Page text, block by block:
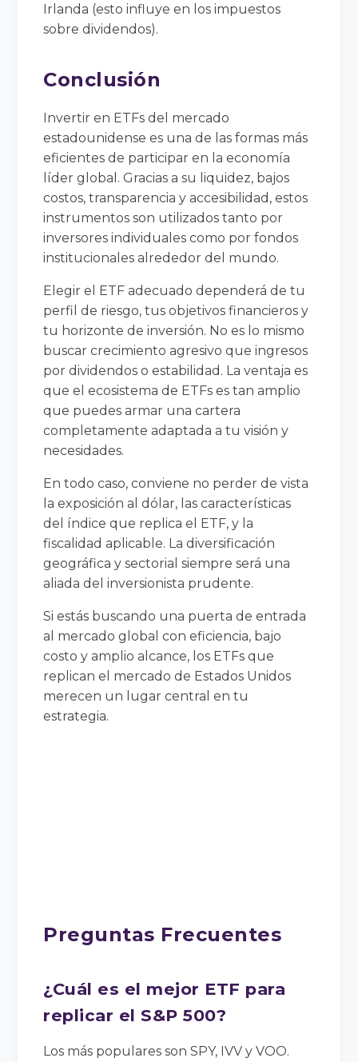
Irlanda (esto influye en los impuestos
sobre dividendos).
Conclusión
Invertir en ETFs del mercado
estadounidense es una de las formas más
eficientes de participar en la economía
líder global. Gracias a su liquidez, bajos
costos, transparencia y accesibilidad, estos
instrumentos son utilizados tanto por
inversores individuales como por fondos
institucionales alrededor del mundo.
Elegir el ETF adecuado dependerá de tu
perfil de riesgo, tus objetivos financieros y
tu horizonte de inversión. No es lo mismo
buscar crecimiento agresivo que ingresos
por dividendos o estabilidad. La ventaja es
que el ecosistema de ETFs es tan amplio
que puedes armar una cartera
completamente adaptada a tu visión y
necesidades.
En todo caso, conviene no perder de vista
la exposición al dólar, las características
del índice que replica el ETF, y la
fiscalidad aplicable. La diversificación
geográfica y sectorial siempre será una
aliada del inversionista prudente.
Si estás buscando una puerta de entrada
al mercado global con eficiencia, bajo
costo y amplio alcance, los ETFs que
replican el mercado de Estados Unidos
merecen un lugar central en tu
estrategia.
Preguntas Frecuentes
¿Cuál es el mejor ETF para
replicar el S&P 500?
Los más populares son SPY, IVV y VOO.